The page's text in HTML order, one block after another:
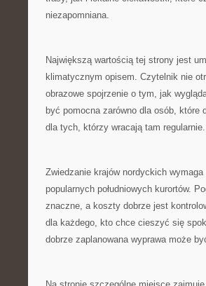
niezapomniana.
Największą wartością tej strony jest
klimatycznym opisem. Czytelnik nie
obrazowe spojrzenie o tym, jak
być pomocna zarówno dla osób,
dla tych, którzy wracają tam regularnie.
Zwiedzanie krajów nordyckich
popularnych południowych kurortów.
znaczne, a koszty dobrze jest
dla każdego, kto chce cieszyć się
dobrze zaplanowana wyprawa może